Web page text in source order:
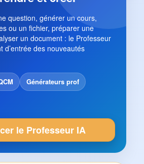
question, générer un cours,
ou un fichier, préparer une
un document : le Professeur
d’entrée des nouveautés
Générateurs prof
le Professeur IA